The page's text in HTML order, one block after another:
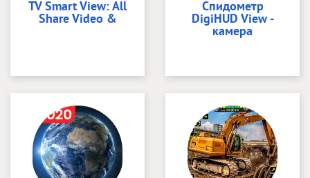
TV Smart View: All
Share Video &
Спидометр
DigiHUD View -
камера